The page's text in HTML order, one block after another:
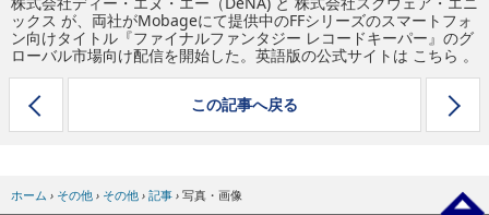
ックス が、両社がMobageにて提供中のFFシリーズのスマートフォ
ン向けタイトル『ファイナルファンタジー レコードキーパー』のグ
ローバル市場向け配信を開始した。英語版の公式サイトは こちら 。
この記事へ戻る
ホーム › その他 › その他 › 記事 › 写真・画像